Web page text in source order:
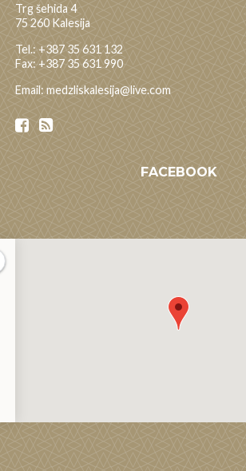
Trg šehida 4
75 260 Kalesija
Tel.: +387 35 631 132
Fax: +387 35 631 990
Email: medzliskalesija@live.com
FACEBOOK